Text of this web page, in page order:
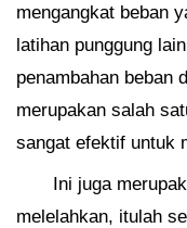
mengangkat beban
latihan punggung
penambahan beban
merupakan salah
sangat efektif untuk
Ini juga
melelahkan, itulah